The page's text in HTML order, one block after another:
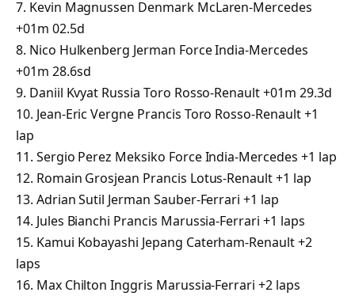
7. Kevin Magnussen Denmark McLaren-Mercedes
+01m 02.5d
8. Nico Hulkenberg Jerman Force India-Mercedes
+01m 28.6sd
9. Daniil Kvyat Russia Toro Rosso-Renault +01m 29.3d
10. Jean-Eric Vergne Prancis Toro Rosso-Renault +1
lap
11. Sergio Perez Meksiko Force India-Mercedes +1 lap
12. Romain Grosjean Prancis Lotus-Renault +1 lap
13. Adrian Sutil Jerman Sauber-Ferrari +1 lap
14. Jules Bianchi Prancis Marussia-Ferrari +1 laps
15. Kamui Kobayashi Jepang Caterham-Renault +2
laps
16. Max Chilton Inggris Marussia-Ferrari +2 laps